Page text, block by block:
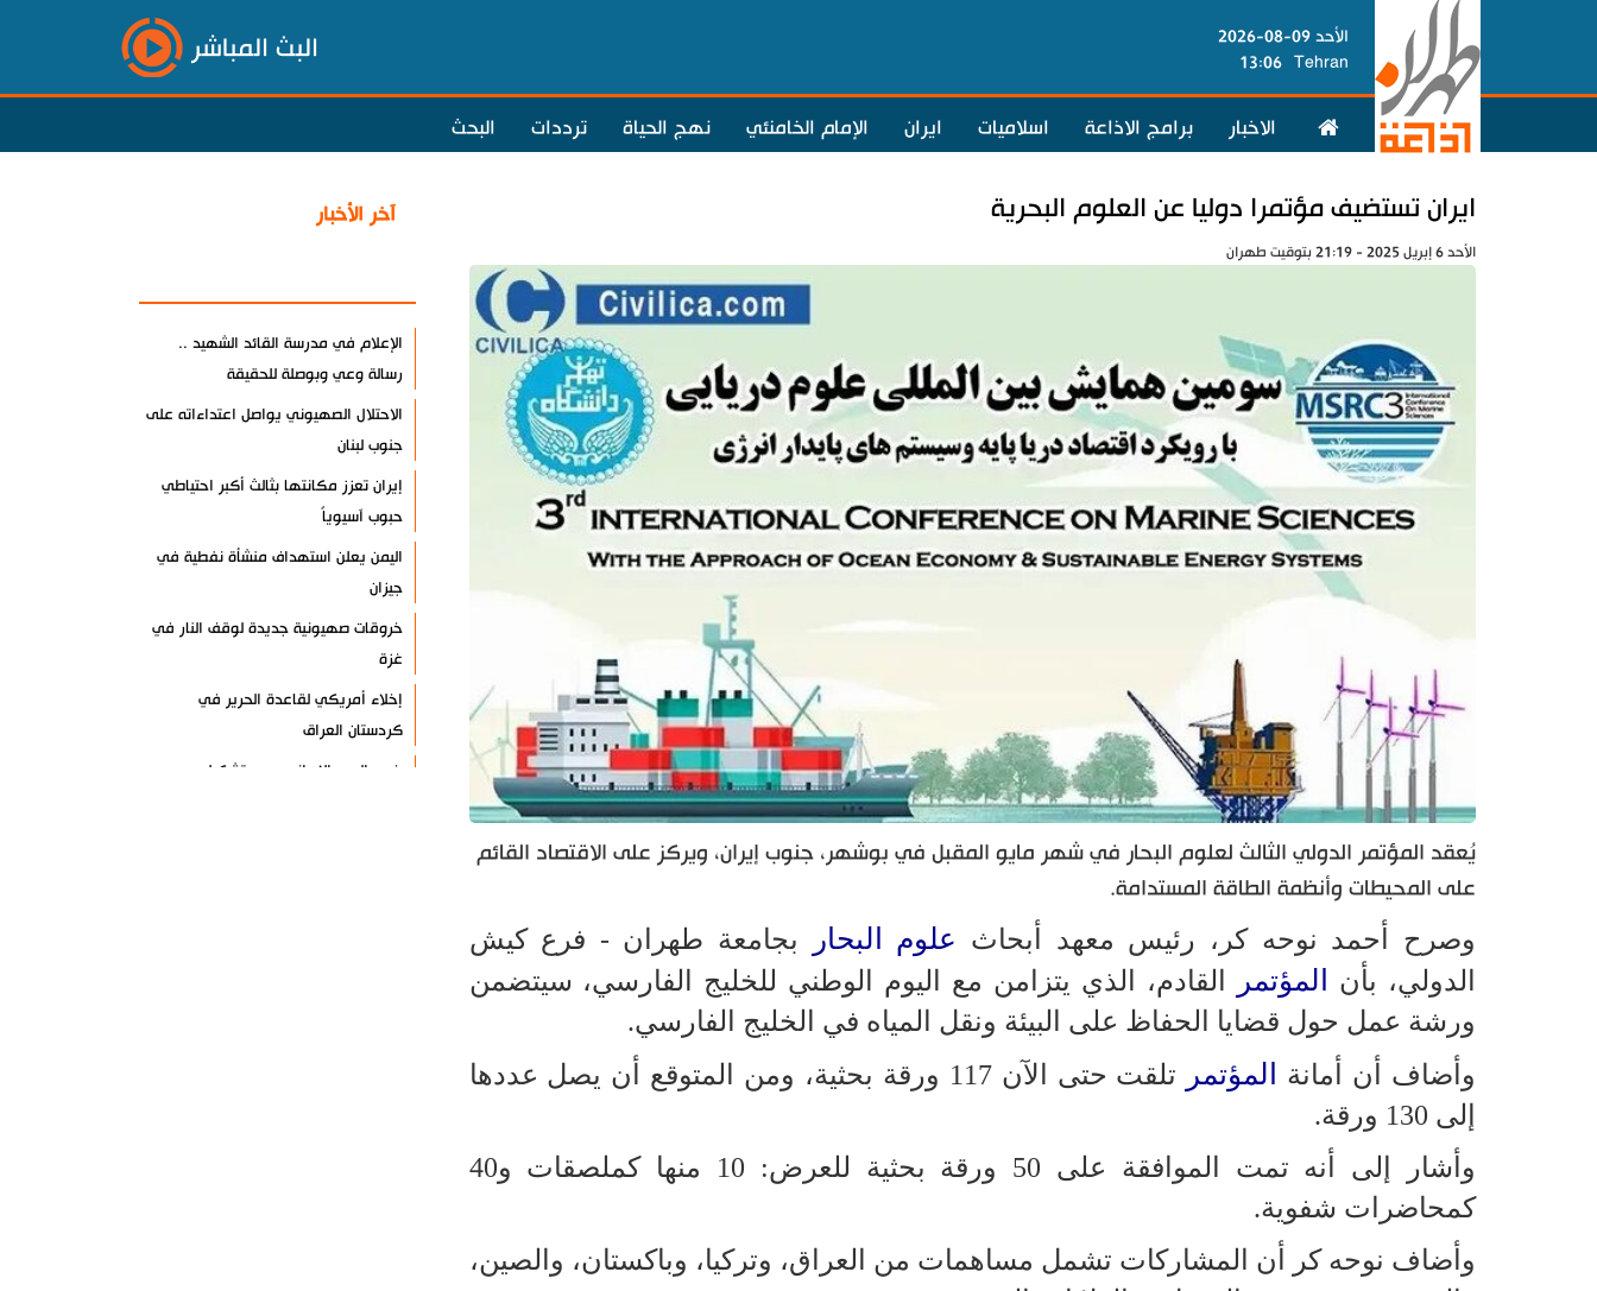
الأحد 09-08-2026
Tehran
13:06 البث المباشر
الاخبار برامج الاذاعة اسلاميات ايران الإمام الخامنئي نهج الحياة ترددات البحث
ايران تستضيف مؤتمرا دوليا عن العلوم البحرية
الأحد 6 إبريل 2025 - 21:19 بتوقيت طهران
يُعقد المؤتمر الدولي الثالث لعلوم البحار في شهر مايو المقبل في بوشهر، جنوب إيران، ويركز على الاقتصاد القائم
على المحيطات وأنظمة الطاقة المستدامة.
وصرح أحمد نوحه كر، رئيس معهد أبحاث علوم البحار
بجامعة طهران - فرع كيش
الدولي، بأن
المؤتمر
القادم، الذي يتزامن مع اليوم الوطني للخليج الفارسي، سيتضمن
ورشة عمل حول قضايا الحفاظ على البيئة ونقل المياه في الخليج الفارسي.
وأضاف أن أمانة
المؤتمر
تلقت حتى الآن 117 ورقة بحثية، ومن المتوقع أن يصل عددها
إلى 130 ورقة.
وأشار إلى أنه تمت الموافقة على 50 ورقة بحثية للعرض: 10 منها كملصقات و40
كمحاضرات شفوية.
وأضاف نوحه كر أن المشاركات تشمل مساهمات من العراق، وتركيا، وباكستان، والصين،
آخر الأخبار
الإعلام في مدرسة القائد الشهيد ..
رسالة وعي وبوصلة للحقيقة
الاحتلال الصهيوني يواصل اعتداءاته على
جنوب لبنان
إيران تعزز مكانتها بثالث أكبر احتياطي
حبوب آسيوياً
اليمن يعلن استهداف منشأة نفطية في
جيزان
خروقات صهيونية جديدة لوقف النار في
غزة
إخلاء أمريكي لقاعدة الحرير في
كردستان العراق
خبير: الردع الإيراني يعيد تشكيل